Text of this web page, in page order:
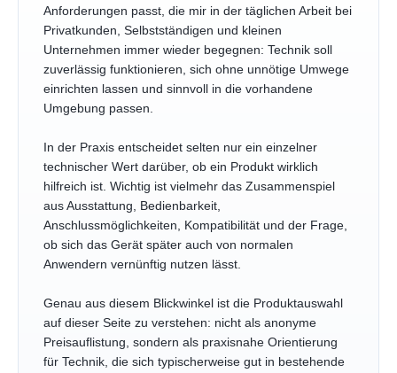
Anforderungen passt, die mir in der täglichen Arbeit bei
Privatkunden, Selbstständigen und kleinen
Unternehmen immer wieder begegnen: Technik soll
zuverlässig funktionieren, sich ohne unnötige Umwege
einrichten lassen und sinnvoll in die vorhandene
Umgebung passen.
In der Praxis entscheidet selten nur ein einzelner
technischer Wert darüber, ob ein Produkt wirklich
hilfreich ist. Wichtig ist vielmehr das Zusammenspiel
aus Ausstattung, Bedienbarkeit,
Anschlussmöglichkeiten, Kompatibilität und der Frage,
ob sich das Gerät später auch von normalen
Anwendern vernünftig nutzen lässt.
Genau aus diesem Blickwinkel ist die Produktauswahl
auf dieser Seite zu verstehen: nicht als anonyme
Preisauflistung, sondern als praxisnahe Orientierung
für Technik, die sich typischerweise gut in bestehende